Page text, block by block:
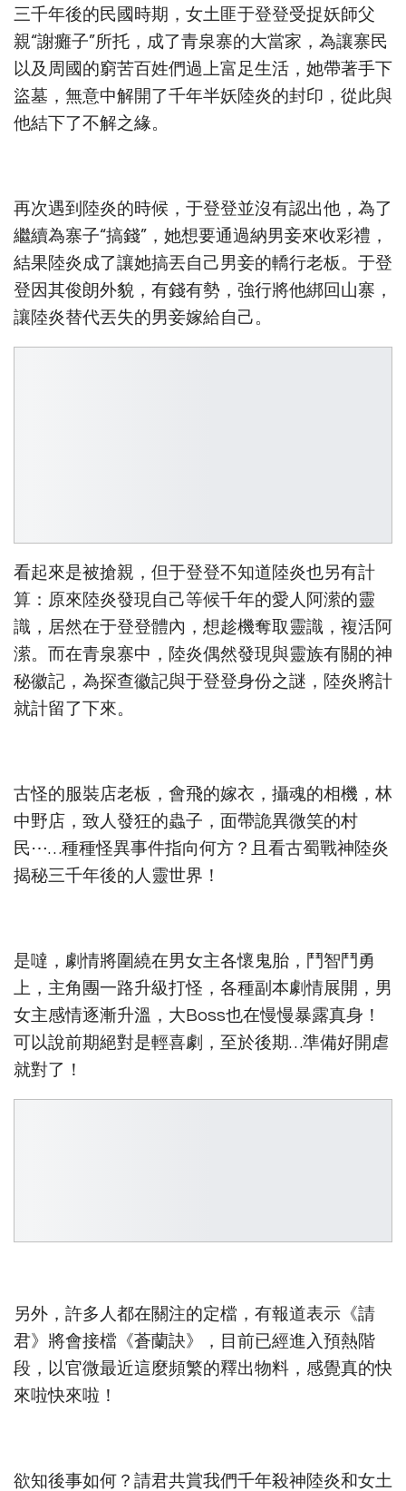
三千年後的民國時期，女土匪于登登受捉妖師父
親“謝癱子”所托，成了青泉寨的大當家，為讓寨民
以及周國的窮苦百姓們過上富足生活，她帶著手下
盜墓，無意中解開了千年半妖陸炎的封印，從此與
他結下了不解之緣。
再次遇到陸炎的時候，于登登並沒有認出他，為了
繼續為寨子“搞錢”，她想要通過納男妾來收彩禮，
結果陸炎成了讓她搞丟自己男妾的轎行老板。于登
登因其俊朗外貌，有錢有勢，強行將他綁回山寨，
讓陸炎替代丟失的男妾嫁給自己。
看起來是被搶親，但于登登不知道陸炎也另有計
算：原來陸炎發現自己等候千年的愛人阿潆的靈
識，居然在于登登體內，想趁機奪取靈識，複活阿
潆。而在青泉寨中，陸炎偶然發現與靈族有關的神
秘徽記，為探查徽記與于登登身份之謎，陸炎將計
就計留了下來。
古怪的服裝店老板，會飛的嫁衣，攝魂的相機，林
中野店，致人發狂的蟲子，面帶詭異微笑的村
民⋯…種種怪異事件指向何方？且看古蜀戰神陸炎
揭秘三千年後的人靈世界！
是噠，劇情將圍繞在男女主各懷鬼胎，鬥智鬥勇
上，主角團一路升級打怪，各種副本劇情展開，男
女主感情逐漸升溫，大Boss也在慢慢暴露真身！
可以說前期絕對是輕喜劇，至於後期…準備好開虐
就對了！
另外，許多人都在關注的定檔，有報道表示《請
君》將會接檔《蒼蘭訣》，目前已經進入預熱階
段，以官微最近這麼頻繁的釋出物料，感覺真的快
來啦快來啦！
欲知後事如何？請君共賞我們千年殺神陸炎和女土